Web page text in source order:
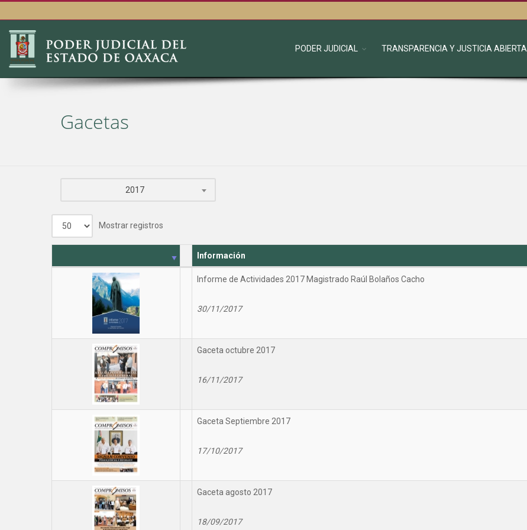
PODER JUDICIAL TRANSPARENCIA Y JUSTICIA ABIERTA
Gacetas
2017
Mostrarregistros
Información
Informe de Actividades 2017 Magistrado Raúl Bolaños Cacho
30/11/2017
Gaceta octubre 2017
16/11/2017
Gaceta Septiembre 2017
17/10/2017
Gaceta agosto 2017
18/09/2017